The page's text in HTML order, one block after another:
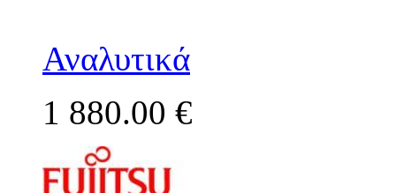
Αναλυτικά
1 880.00 €